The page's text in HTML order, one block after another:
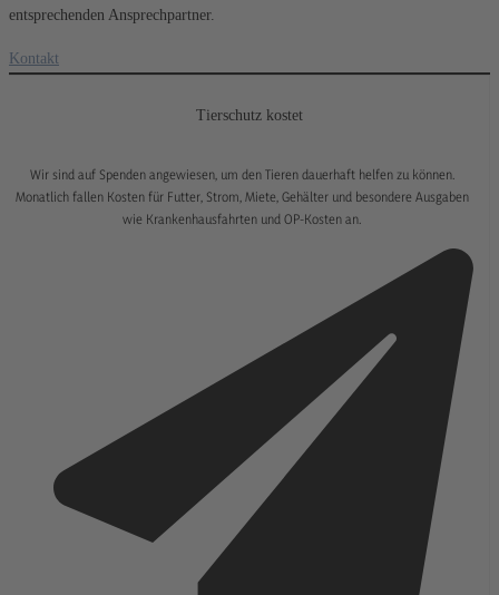
entsprechenden Ansprechpartner.
Kontakt
Tierschutz kostet
Wir sind auf Spenden angewiesen, um den Tieren dauerhaft helfen zu können.
Monatlich fallen Kosten für Futter, Strom, Miete, Gehälter und besondere Ausgaben
wie Krankenhausfahrten und OP-Kosten an.